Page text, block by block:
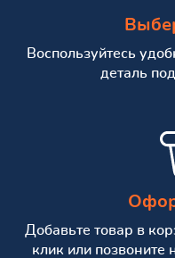
Воспользуйтесь
деталь
Добавьте товар в
клик или позвоните